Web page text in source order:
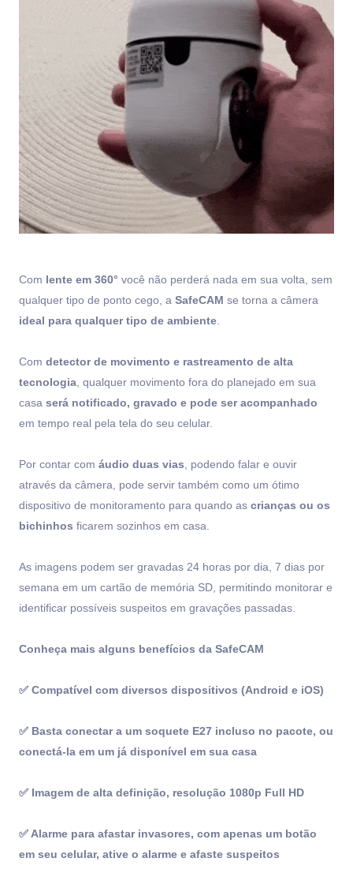
Com lente em 360° você não perderá nada em sua volta, sem
qualquer tipo de ponto cego, a SafeCAM se torna a câmera
ideal para qualquer tipo de ambiente.
Com detector de movimento e rastreamento de alta
tecnologia, qualquer movimento fora do planejado em sua
casa será notificado, gravado e pode ser acompanhado
em tempo real pela tela do seu celular.
Por contar com áudio duas vias, podendo falar e ouvir
através da câmera, pode servir também como um ótimo
dispositivo de monitoramento para quando as crianças ou os
bichinhos ficarem sozinhos em casa.
As imagens podem ser gravadas 24 horas por dia, 7 dias por
semana em um cartão de memória SD, permitindo monitorar e
identificar possíveis suspeitos em gravações passadas.
Conheça mais alguns benefícios da SafeCAM
✅ Compatível com diversos dispositivos (Android e iOS)
✅ Basta conectar a um soquete E27 incluso no pacote, ou
conectá-la em um já disponível em sua casa
✅ Imagem de alta definição, resolução 1080p Full HD
✅ Alarme para afastar invasores, com apenas um botão
em seu celular, ative o alarme e afaste suspeitos